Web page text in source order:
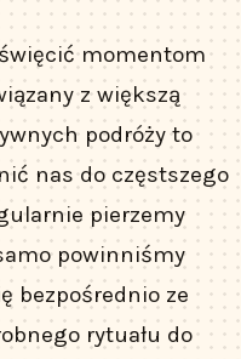
momentom
z większą
podróży to
nas do częstszego
pierzemy
powinniśmy
bezpośrednio ze
rytuału do